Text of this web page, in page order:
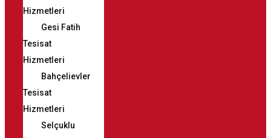
Hizmetleri
Gesi Fatih
Tesisat
Hizmetleri
Bahçelievler
Tesisat
Hizmetleri
Selçuklu